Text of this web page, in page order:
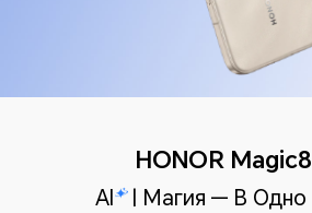
HONOR
AI | Магия — В Одно